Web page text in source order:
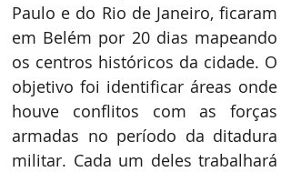
Paulo e do Rio de Janeiro, ficaram
em Belém por 20 dias mapeando
os centros históricos da cidade. O
objetivo foi identificar áreas onde
houve conflitos com as forças
armadas no período da ditadura
militar. Cada um deles trabalhará